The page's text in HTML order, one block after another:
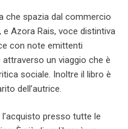
che spazia dal commercio
Azora Rais, voce distintiva
con note emittenti
un viaggio che è
sociale. Inoltre il libro è
dell’autrice.
l’acquisto presso tutte le